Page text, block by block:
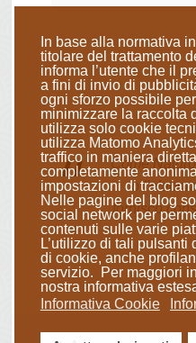
In base alla normativa
titolare del trattamento
informa l’utente che il
a fini di invio di
ogni sforzo possibile
minimizzare la raccolta
utilizza solo cookie
utilizza Matomo
traffico in maniera
completamente anonima
impostazioni di
Nelle pagine del blog
social network per
contenuti sulle varie
L’utilizzo di tali
di cookie, anche
servizio. Per maggiori
nostra informativa
Informativa Cookie
Come
o
fornisco